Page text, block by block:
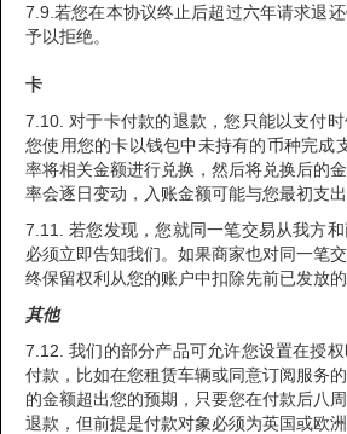
7.9.若您在本协议终止后超过六年请求退
予以拒绝。
卡
7.10. 对于卡付款的退款，您只能以支付
您使用您的卡以钱包中未持有的币种完成
率将相关金额进行兑换，然后将兑换后的
率会逐日变动，入账金额可能与您最初支出
7.11. 若您发现，您就同一笔交易从我方
必须立即告知我们。如果商家也对同一笔
终保留权利从您的账户中扣除先前已发放
其他
7.12. 我们的部分产品可允许您设置在授
付款，比如在您租赁车辆或同意订阅服务
的金额超出您的预期，只要您在付款后八
退款，但前提是付款对象必须为英国或欧